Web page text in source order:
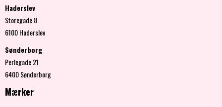
Haderslev
Storegade 8
6100 Haderslev
Sønderborg
Perlegade 21
6400 Sønderborg
Mærker